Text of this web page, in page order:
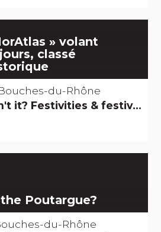
» volant
classé
du-Rhône
& festivals, brotherhoods Records: The +'s and -'s
Poutargue?
du-Rhône